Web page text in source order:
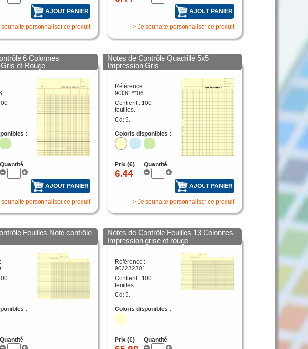
AJOUT PANIER
souhaite personnaliser ce produit
AJOUT PANIER
> Je souhaite personnaliser ce produit
6 Colonnes
Gris et Rouge
:
Quantité
AJOUT PANIER
souhaite personnaliser ce produit
Notes de Contrôle Quadrillé 5x5
Impression Gris
Référence :
90061**06.
Contient : 100
feuilles.
Cdt 5.
Coloris disponibles :
Prix (€)
6.44
Quantité
AJOUT PANIER
> Je souhaite personnaliser ce produit
Feuilles Note contrôle
:
Quantité
Notes de Contrôle Feuilles 13 Colonnes-
Impression grise et rouge
Référence :
902232301.
Contient : 100
feuilles.
Cdt 5.
Coloris disponibles :
Prix (€) Quantité